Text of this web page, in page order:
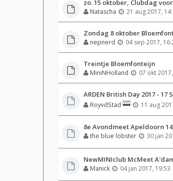
zo. 15 oktober, Clubdag
Natascha 21 aug 2017,
Zondag 8 oktober
nepnerd 04 sep 2017,
Treintje Bloemfonteijn
MiniNHolland 07 okt
ARDEN British Day 2017 -
RoyvdStad 11 aug
8e Avondmeet Apeldoorn
the blue lobster 30 jan
NewMINIclub McMeet
Manick 04 jan 2017, 19:53